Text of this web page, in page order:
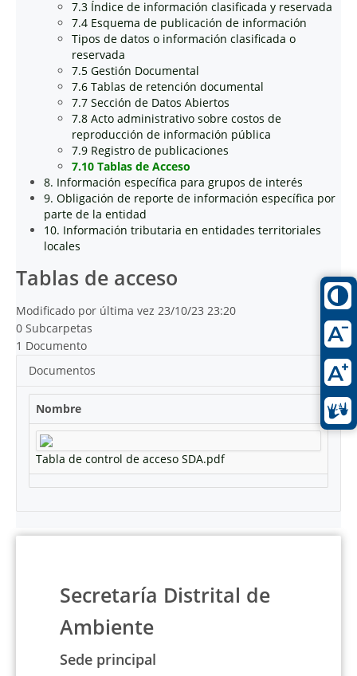
7.3 Índice de información clasificada y reservada
7.4 Esquema de publicación de información
Tipos de datos o información clasificada o
reservada
7.5 Gestión Documental
7.6 Tablas de retención documental
7.7 Sección de Datos Abiertos
7.8 Acto administrativo sobre costos de
reproducción de información pública
7.9 Registro de publicaciones
7.10 Tablas de Acceso
8. Información específica para grupos de interés
9. Obligación de reporte de información específica por
parte de la entidad
10. Información tributaria en entidades territoriales
locales
Tablas de acceso
Modificado por última vez 23/10/23 23:20
0 Subcarpetas
1 Documento
Documentos
Nombre
Tabla de control de acceso SDA.pdf
Secretaría Distrital de
Ambiente
Sede principal